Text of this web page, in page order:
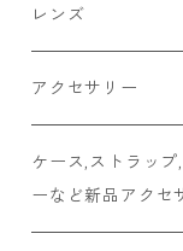
2026/06/12
2026/06/11
2026/06/10
Mamiya
京セラ
FUJIFILM
Leica
Leica
Rollei
OLYMPUS
YASHICA
HASSELBLAD
Rollei
PLAUBEL
Voigtlander
コンパクト
FDマウント
SR/MDマウント
OMマウント
Kマウント
ハーフサイズ
フルサイズ
6x4.5
6x6
レンズ
Fマウント
FDマウント
SR/MDマウント
アクセサリー
キャップ
フード
ケース,ストラッ
ーなど新品アクセ